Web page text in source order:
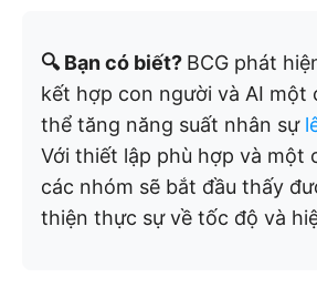
🔍 Bạn có biết? BCG phát
kết hợp con người và AI một
thể tăng năng suất nhân sự
Với thiết lập phù hợp và một
các nhóm sẽ bắt đầu thấy
thiện thực sự về tốc độ và